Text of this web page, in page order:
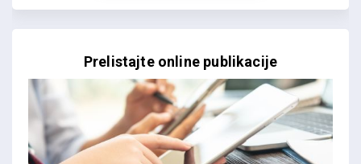
Prelistajte online publikacije